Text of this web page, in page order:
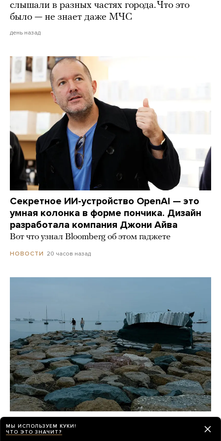
слышали в разных частях города. Что это
было — не знает даже МЧС
день назад
Секретное ИИ-устройство OpenAI — это
умная колонка в форме пончика. Дизайн
разработала компания Джони Айва
Вот что узнал Bloomberg об этом гаджете
НОВОСТИ 20 часов назад
«Никогда так страшно не было, как
сейчас»
МЫ ИСПОЛЬЗУЕМ КУКИ!
ЧТО ЭТО ЗНАЧИТ?